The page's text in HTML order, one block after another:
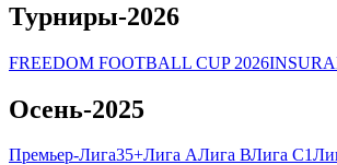
Турниры-2026
FREEDOM FOOTBALL CUP 2026
Осень-2025
Премьер-Лига35+Лига АЛига ВЛига C1